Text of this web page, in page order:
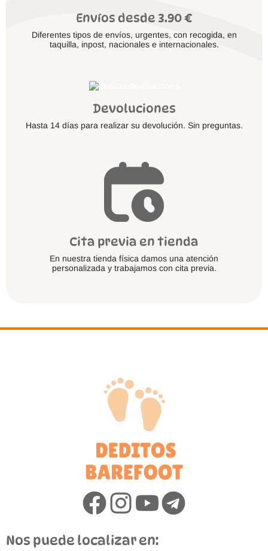
Envíos desde 3.90 €
Diferentes tipos de envíos, urgentes, con recogida, en
taquilla, inpost, nacionales e internacionales.
Devoluciones
Hasta 14 días para realizar su devolución. Sin preguntas.
Cita previa en tienda
En nuestra tienda física damos una atención
personalizada y trabajamos con cita previa.
Nos puede localizar en: